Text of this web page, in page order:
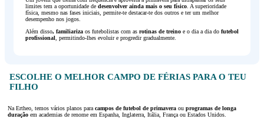
limites tem a oportunidade de desenvolver ainda mais o seu físico . A superioridade
física, mesmo nas fases iniciais, permite-te destacar-te dos outros e ter um melhor
desempenho nos jogos.
Além disso, familiariza os futebolistas com as rotinas de treino e o dia a dia do futebol
profissional , permitindo-lhes evoluir e progredir gradualmente.
ESCOLHE O MELHOR CAMPO DE FÉRIAS PARA O TEU
FILHO
Na Ertheo, temos vários planos para campos de futebol de primavera ou programas de longa
duração em academias de renome em Espanha, Inglaterra, Itália, França ou Estados Unidos.